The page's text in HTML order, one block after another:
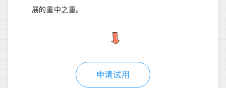
展的重中之重。
申请试用